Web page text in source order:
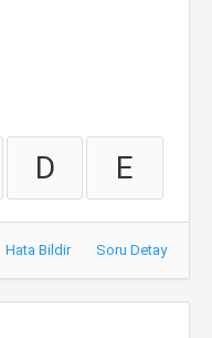
D E
Hata Bildir Soru Detay